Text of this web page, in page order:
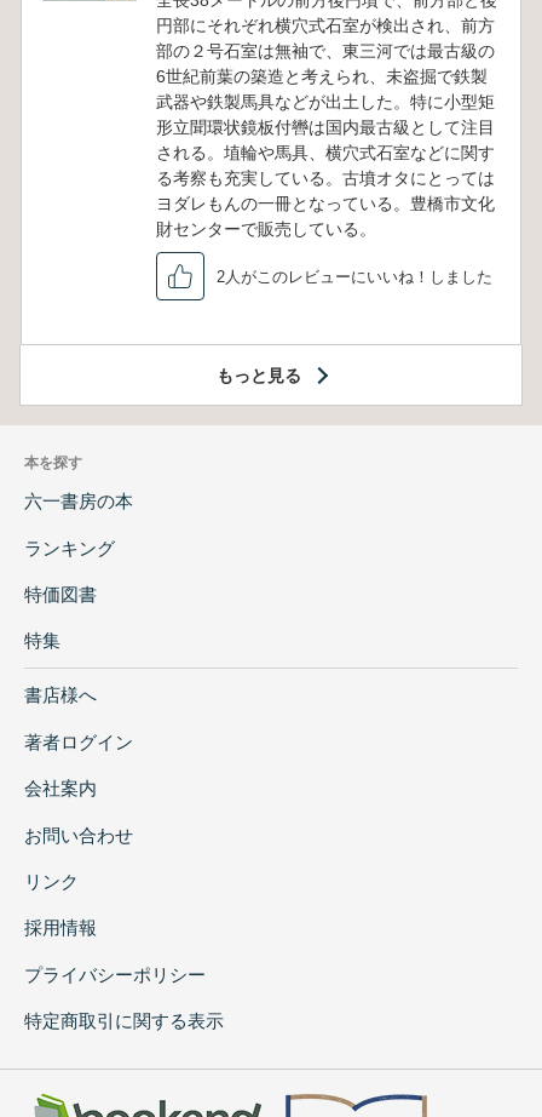
円部にそれぞれ横穴式石室が検出され、前方
部の２号石室は無袖で、東三河では最古級の
6世紀前葉の築造と考えられ、未盗掘で鉄製
武器や鉄製馬具などが出土した。特に小型矩
形立聞環状鏡板付轡は国内最古級として注目
される。埴輪や馬具、横穴式石室などに関す
る考察も充実している。古墳オタにとっては
ヨダレもんの一冊となっている。豊橋市文化
財センターで販売している。
2人がこのレビューにいいね！しました
もっと見る
本を探す
六一書房の本
ランキング
特価図書
特集
書店様へ
著者ログイン
会社案内
お問い合わせ
リンク
採用情報
プライバシーポリシー
特定商取引に関する表示